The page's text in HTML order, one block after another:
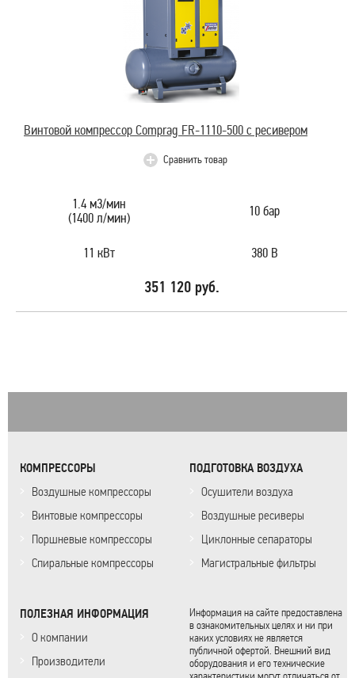
Винтовой компрессор Comprag FR-1110-500 с ресивером
Сравнить товар
1.4 м3/мин
(1400 л/мин)
10 бар
11 кВт 380 В
351 120 руб.
КОМПРЕССОРЫ
Воздушные компрессоры
Винтовые компрессоры
Поршневые компрессоры
Спиральные компрессоры
ПОДГОТОВКА ВОЗДУХА
Осушители воздуха
Воздушные ресиверы
Циклонные сепараторы
Магистральные фильтры
ПОЛЕЗНАЯ ИНФОРМАЦИЯ
О компании
Производители
Информация на сайте предоставлена
в ознакомительных целях и ни при
каких условиях не является
публичной офертой. Внешний вид
оборудования и его технические